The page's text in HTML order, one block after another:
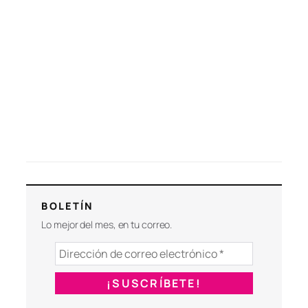
BOLETÍN
Lo mejor del mes, en tu correo.